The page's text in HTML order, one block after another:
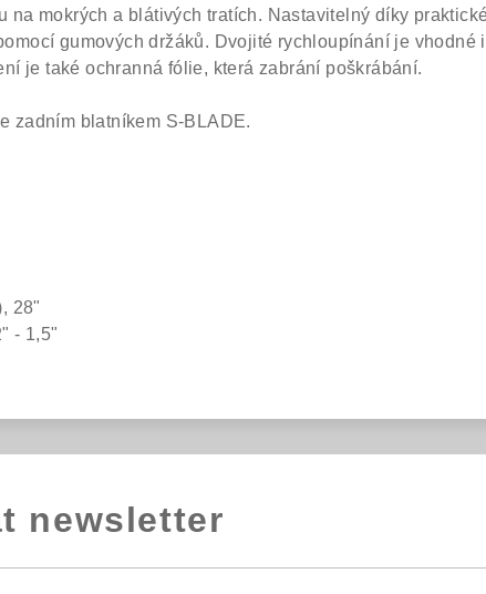
na mokrých a blátivých tratích. Nastavitelný díky
gumových držáků. Dvojité rychloupínání je vhodné
je také ochranná fólie, která zabrání poškrábání.
zadním blatníkem S-BLADE.
28"
- 1,5"
newsletter